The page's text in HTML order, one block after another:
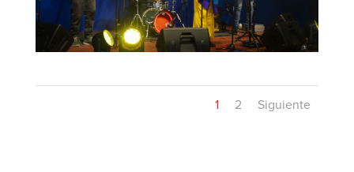
1 2 Siguiente